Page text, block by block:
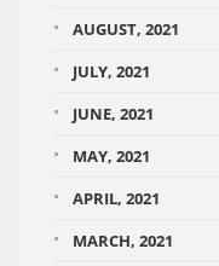
AUGUST, 2021
JULY, 2021
JUNE, 2021
MAY, 2021
APRIL, 2021
MARCH, 2021